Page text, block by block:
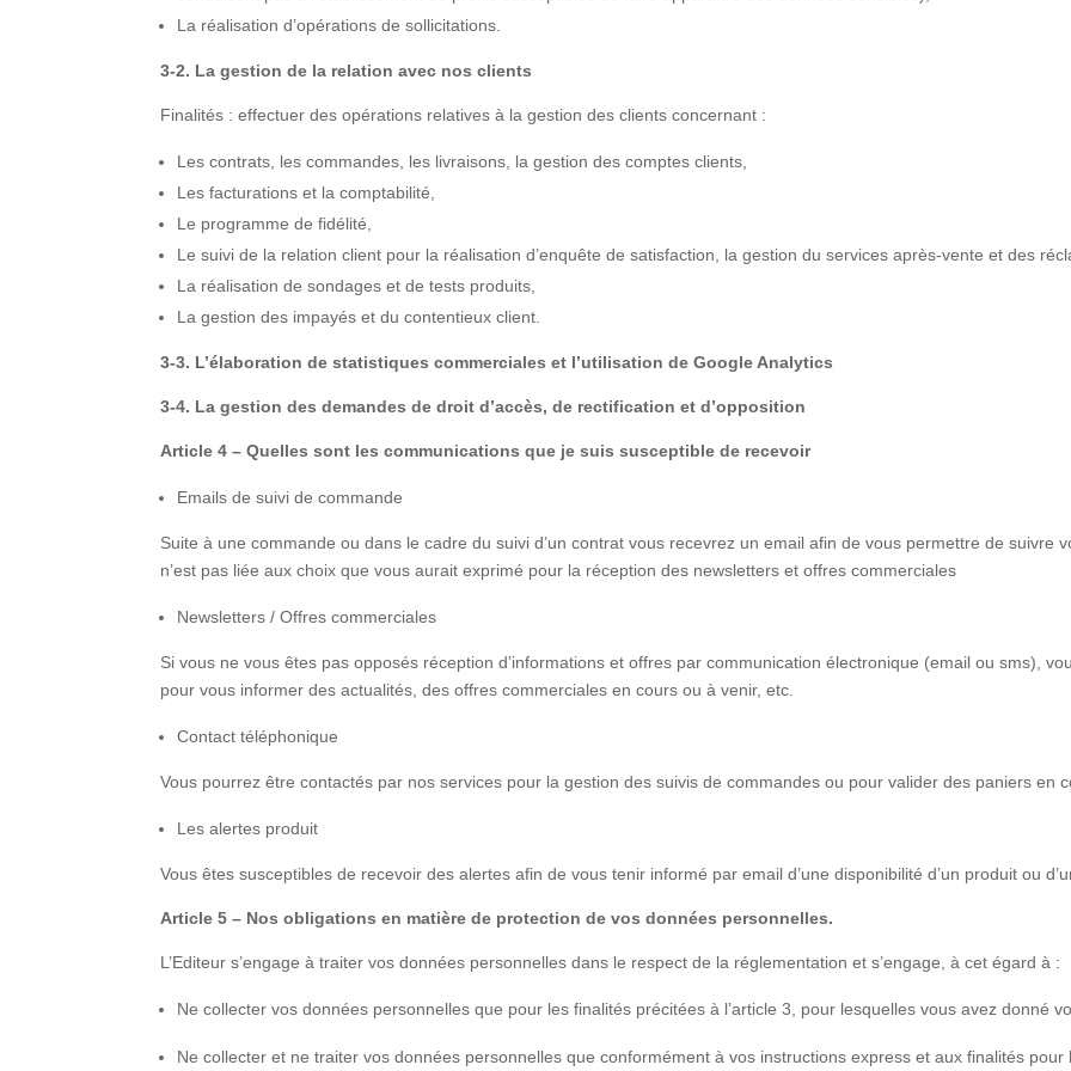
La réalisation d’opérations de sollicitations.
3-2. La gestion de la relation avec nos clients
Finalités : effectuer des opérations relatives à la gestion des clients concernant :
Les contrats, les commandes, les livraisons, la gestion des comptes clients,
Les facturations et la comptabilité,
Le programme de fidélité,
Le suivi de la relation client pour la réalisation d’enquête de satisfaction, la gestion du services après-vente et des
La réalisation de sondages et de tests produits,
La gestion des impayés et du contentieux client.
3-3. L’élaboration de statistiques commerciales et l’utilisation de Google Analytics
3-4. La gestion des demandes de droit d’accès, de rectification et d’opposition
Article 4 – Quelles sont les communications que je suis susceptible de recevoir
Emails de suivi de commande
Suite à une commande ou dans le cadre du suivi d’un contrat vous recevrez un email afin de vous permettre de suivre
n’est pas liée aux choix que vous aurait exprimé pour la réception des newsletters et offres commerciales
Newsletters / Offres commerciales
Si vous ne vous êtes pas opposés réception d’informations et offres par communication électronique (email ou sms),
pour vous informer des actualités, des offres commerciales en cours ou à venir, etc.
Contact téléphonique
Vous pourrez être contactés par nos services pour la gestion des suivis de commandes ou pour valider des paniers en
Les alertes produit
Vous êtes susceptibles de recevoir des alertes afin de vous tenir informé par email d’une disponibilité d’un produit ou
Article 5 – Nos obligations en matière de protection de vos données personnelles.
L’Editeur s’engage à traiter vos données personnelles dans le respect de la réglementation et s’engage, à cet égard à :
Ne collecter vos données personnelles que pour les finalités précitées à l’article 3, pour lesquelles vous avez donné
Ne collecter et ne traiter vos données personnelles que conformément à vos instructions express et aux finalités